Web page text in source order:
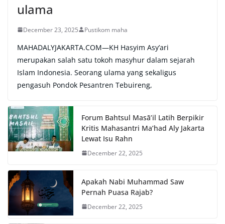
ulama
December 23, 2025 Pustikom maha
MAHADALYJAKARTA.COM—KH Hasyim Asy’ari
merupakan salah satu tokoh masyhur dalam sejarah
Islam Indonesia. Seorang ulama yang sekaligus
pengasuh Pondok Pesantren Tebuireng,
Forum Bahtsul Masā’il Latih Berpikir
Kritis Mahasantri Ma’had Aly Jakarta
Lewat Isu Rahn
December 22, 2025
Apakah Nabi Muhammad Saw
Pernah Puasa Rajab?
December 22, 2025